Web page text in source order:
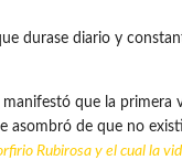
durase diario y
que la primera
asombró de que no
Rubirosa y el cual la